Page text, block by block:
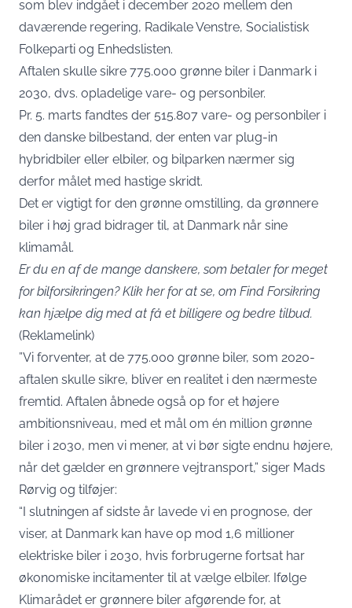
som blev indgået i december 2020 mellem den
daværende regering, Radikale Venstre, Socialistisk
Folkeparti og Enhedslisten.
Aftalen skulle sikre 775.000 grønne biler i Danmark i
2030, dvs. opladelige vare- og personbiler.
Pr. 5. marts fandtes der 515.807 vare- og personbiler i
den danske bilbestand, der enten var plug-in
hybridbiler eller elbiler, og bilparken nærmer sig
derfor målet med hastige skridt.
Det er vigtigt for den grønne omstilling, da grønnere
biler i høj grad bidrager til, at Danmark når sine
klimamål.
Er du en af de mange danskere, som betaler for meget
for bilforsikringen?Klik her for at se, om Find Forsikring
kan hjælpe dig med at få et billigere og bedre tilbud.
(Reklamelink)
”Vi forventer, at de 775.000 grønne biler, som 2020-
aftalen skulle sikre, bliver en realitet i den nærmeste
fremtid. Aftalen åbnede også op for et højere
ambitionsniveau, med et mål om én million grønne
biler i 2030, men vi mener, at vi bør sigte endnu højere,
når det gælder en grønnere vejtransport,” siger Mads
Rørvig og tilføjer:
“I slutningen af sidste år lavede vi en prognose, der
viser, at Danmark kan have op mod 1,6 millioner
elektriske biler i 2030, hvis forbrugerne fortsat har
økonomiske incitamenter til at vælge elbiler. Ifølge
Klimarådet er grønnere biler afgørende for, at